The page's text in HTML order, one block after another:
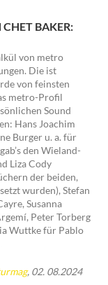
BAKER:
von metro
Die ist
von feinsten
metro-Profil
Sound
Hans Joachim
Burger u. a. für
den Wieland-
Liza Cody
der beiden,
wurden), Stefan
Susanna
Peter Torberg
Wuttke für Pablo
, 02. 08.2024